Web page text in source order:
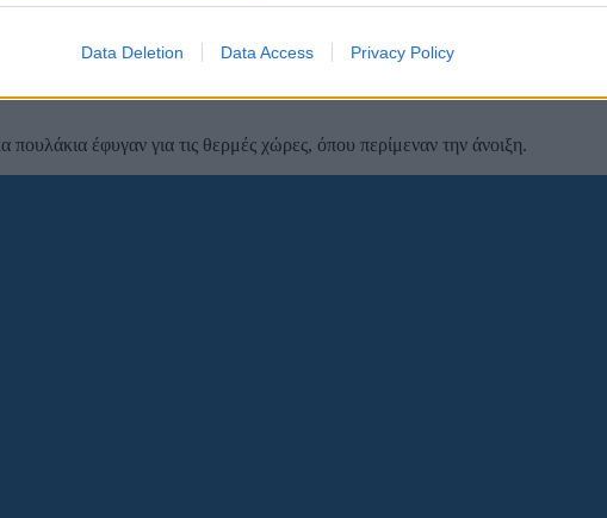
Data Deletion Data Access Privacy Policy
έφυγαν για τις θερμές χώρες, όπου περίμεναν την άνοιξη.